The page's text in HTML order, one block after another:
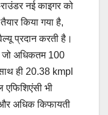
नई काइगर को
किया गया है,
प्रदान करती है।
जो अधिकतम 100
ही 20.38 kmpl
एफिशिएंसी भी
अधिक किफायती